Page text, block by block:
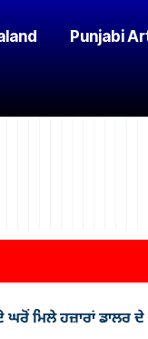
Punjabi
ਮਿਲੇ ਹਜ਼ਾਰਾਂ ਡਾਲਰ ਦੇ